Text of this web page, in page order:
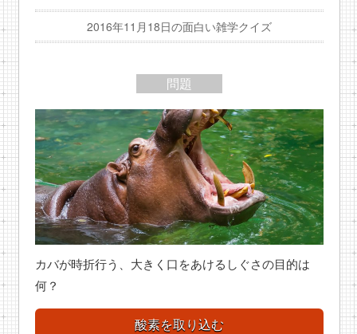
2016年11月18日の面白い雑学クイズ
問題
カバが時折行う、大きく口をあけるしぐさの目的は
何？
酸素を取り込む